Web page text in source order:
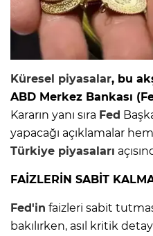
Küresel piyasalar, bu
ABD Merkez Bankası
Kararın yanı sıra Fed
yapacağı açıklamalar
Türkiye piyasaları
FAİZLERİN SABİT
Fed'in faizleri sabit
bakılırken, asıl kritik